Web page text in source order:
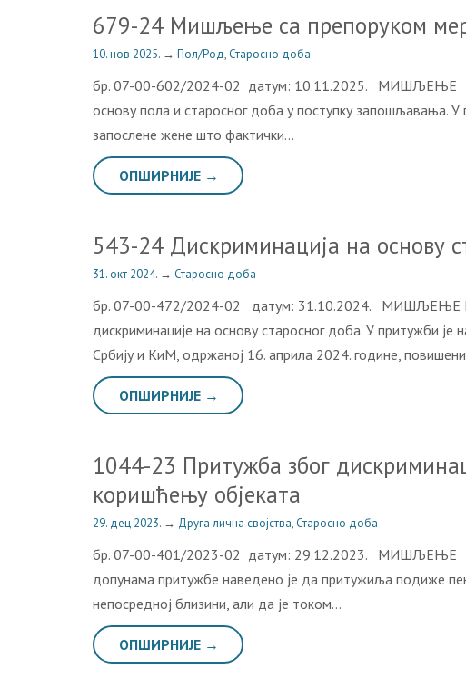
679-24 Мишљење са препоруком
10. нов 2025. → Пол/Род, Старосно доба
бр. 07-00-602/2024-02 датум: 10.11.2025. МИШЉЕЊЕ
основу пола и старосног доба у поступку запошљавања.
запослене жене што фактички…
ОПШИРНИЈЕ →
543-24 Дискриминација на основу
31. окт 2024. → Старосно доба
бр. 07-00-472/2024-02 датум: 31.10.2024. МИШЉЕЊЕ
дискриминације на основу старосног доба. У притужби
Србију и КиМ, одржаној 16. априла 2024. године,
ОПШИРНИЈЕ →
1044-23 Притужба због
коришћењу објеката
29. дец 2023. → Друга лична својства, Старосно доба
бр. 07-00-401/2023-02 датум: 29.12.2023. МИШЉЕЊЕ
допунама притужбе наведено је да притужиља подиже
непосредној близини, али да је током…
ОПШИРНИЈЕ →